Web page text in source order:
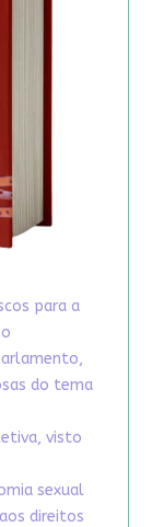
para a
do tema
visto
sexual
direitos